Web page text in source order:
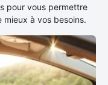
pour vous permettre
à vos besoins.